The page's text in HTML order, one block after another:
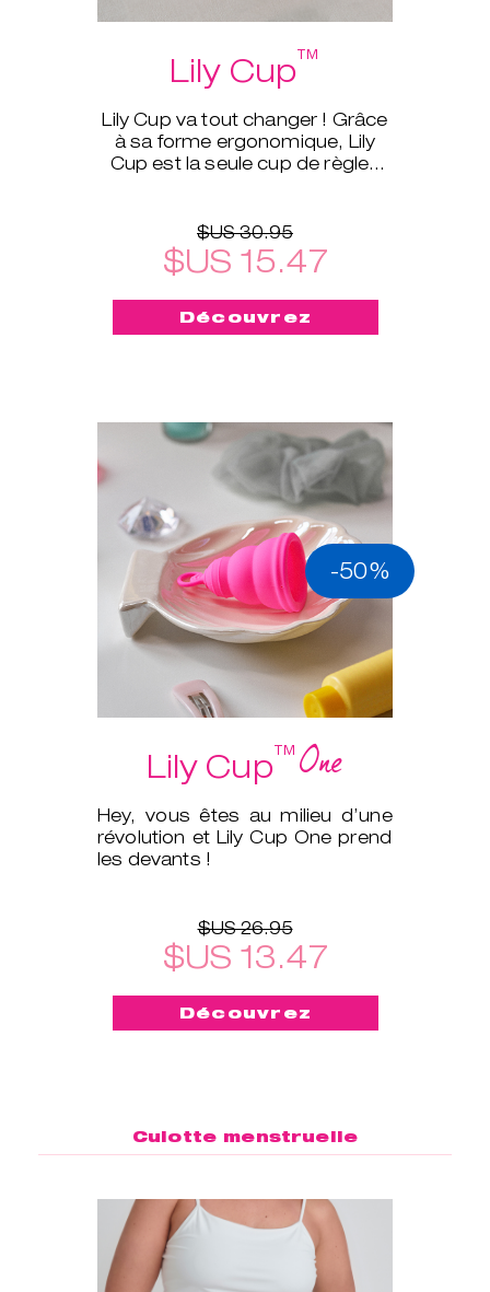
Lily Cup™
Lily Cup va tout changer ! Grâce
à sa forme ergonomique, Lily
Cup est la seule cup de règles
$US 30.95
$US 15.47
Découvrez
-50%
Lily Cup™One
Hey, vous êtes au milieu d’une
révolution et Lily Cup One prend
les devants !
$US 26.95
$US 13.47
Découvrez
Culotte menstruelle